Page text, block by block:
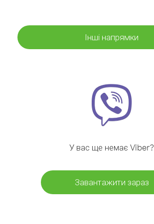
Інші напрямки
У вас ще немає Viber?
Завантажити зараз